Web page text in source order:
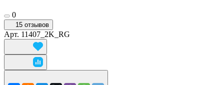
0
15 отзывов
Арт. 11407_2K_RG